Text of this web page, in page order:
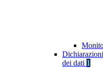
dei dati 1